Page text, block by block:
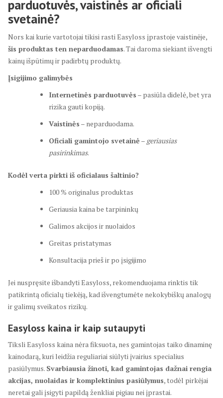
parduotuvės, vaistinės ar oficiali
svetainė?
Nors kai kurie vartotojai tikisi rasti Easyloss įprastoje vaistinėje,
šis produktas ten neparduodamas. Tai daroma siekiant išvengti
kainų išpūtimų ir padirbtų produktų.
Įsigijimo galimybės
Internetinės parduotuvės – pasiūla didelė, bet yra
rizika gauti kopiją.
Vaistinės – neparduodama.
Oficiali gamintojo svetainė – geriausias
pasirinkimas.
Kodėl verta pirkti iš oficialaus šaltinio?
100 % originalus produktas
Geriausia kaina be tarpininkų
Galimos akcijos ir nuolaidos
Greitas pristatymas
Konsultacija prieš ir po įsigijimo
Jei nuspręsite išbandyti Easyloss, rekomenduojama rinktis tik
patikrintą oficialų tiekėją, kad išvengtumėte nekokybiškų analogų
ir galimų sveikatos rizikų.
Easyloss kaina ir kaip sutaupyti
Tiksli Easyloss kaina nėra fiksuota, nes gamintojas taiko dinaminę
kainodarą, kuri leidžia reguliariai siūlyti įvairius specialius
pasiūlymus. Svarbiausia žinoti, kad gamintojas dažnai rengia
akcijas, nuolaidas ir komplektinius pasiūlymus, todėl pirkėjai
neretai gali įsigyti papildą ženkliai pigiau nei įprastai.